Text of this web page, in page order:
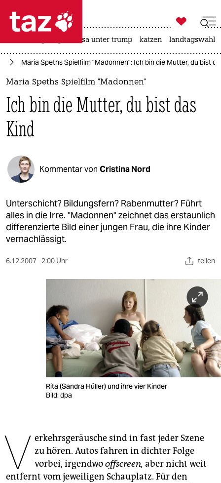
 taz zahl ich
taz zahl ich
themen
politik
öko
gesellschaft
kultur
sport
berlin
nord
wahrheit
veranstaltungen
fragen & hilfe
unterstützen
epaper login

taz zahl ich
usa unter trump katzen landtagswahl
Maria Speths Spielfilm "Madonnen": Ich bin die Mutter, du bist
Maria Speths Spielfilm "Madonnen"
Ich bin die Mutter, du bist das
Kind
Kommentar von Cristina Nord
Unterschicht? Bildungsfern? Rabenmutter? Führt
alles in die Irre. "Madonnen" zeichnet das erstaunlich
differenzierte Bild einer jungen Frau, die ihre Kinder
vernachlässigt.
6.12.2007 2:00 Uhr teilen
Rita (Sandra Hüller) und ihre vier Kinder
Bild: dpa
V erkehrsgeräusche sind in fast jeder Szene
zu hören. Autos fahren in dichter Folge
vorbei, irgendwooffscreen, aber nicht weit
entfernt vom jeweiligen Schauplatz. Für den